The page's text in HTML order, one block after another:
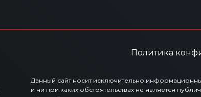
Политика
Данный сайт носит исключительно
и ни при каких обстоятельствах не является